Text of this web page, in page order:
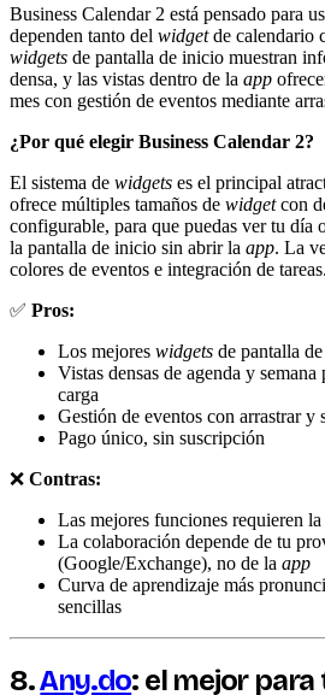
Business Calendar 2 está pensado para
dependen tanto del widgetde calendario
widgets de pantalla de inicio muestran
densa, y las vistas dentro de la app
mes con gestión de eventos mediante
¿Por qué elegir Business Calendar 2?
El sistema de widgets es el principal
ofrece múltiples tamaños de widgetcon
configurable, para que puedas ver tu día
la pantalla de inicio sin abrir la app. La
colores de eventos e integración de tareas.
✅ Pros:
Los mejores widgets de pantalla
Vistas densas de agenda y semana
carga
Gestión de eventos con arrastrar y
Pago único, sin suscripción
❌ Contras:
Las mejores funciones requieren
La colaboración depende de tu
(Google/Exchange), no de la app
Curva de aprendizaje más
sencillas
8.Any.do: el mejor para